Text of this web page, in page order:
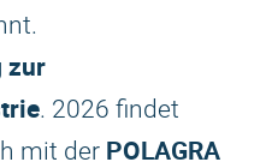
zur
. 2026 findet
mit der POLAGRA